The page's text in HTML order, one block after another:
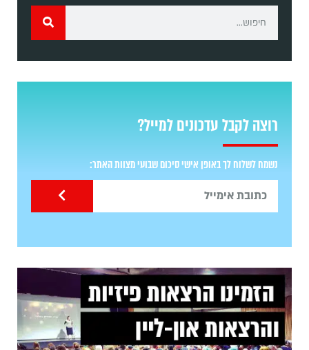
רוצה לקבל עדכונים למייל?
נשמח לשלוח לך באופן אישי סיכום שבועי מצוות האתר: